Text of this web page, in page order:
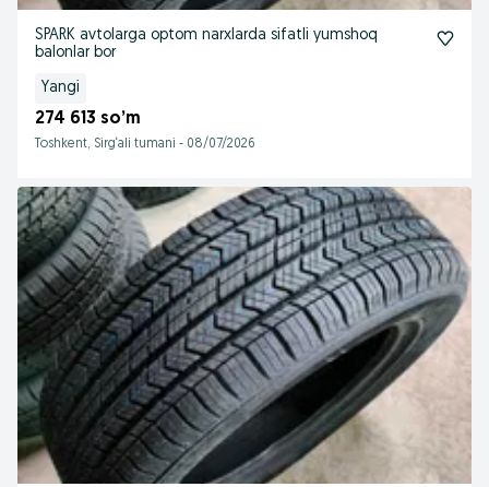
SPARK avtolarga optom narxlarda sifatli yumshoq
balonlar bor
Yangi
274 613 so’m
Toshkent, Sirg‘ali tumani - 08/07/2026